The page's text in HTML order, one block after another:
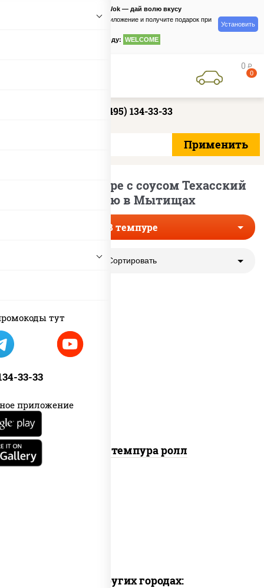
тут
33-33
приложение
PizzaSushiWok — дай волю вкусу
Скачайте приложение и получите подарок при
по промокоду: WELCOME
Установить
0 руб
0
+7 (495) 134-33-33
Роллы в темпуре с соусом Техасский
Барбекю в Мытищах
В темпуре
Сортировать
рис, нори, бекон, соус "техасский
Бекон темпура ролл
Доставка в других городах: